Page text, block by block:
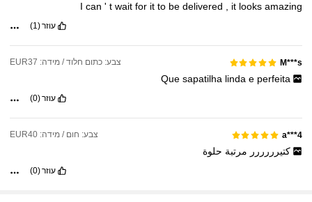
I can ' t wait for it to be delivered it looks amazing
עוזר(1)
M***s צבע: כתום חלוד / מידה: EUR37
Quesapatilha lindae perfeita
עוזר(0)
a***4 צבע: חום / מידה: EUR40
كتيرررررر مرتبة حلوة
עוזר(0)